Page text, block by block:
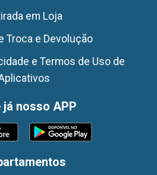
em Loja
Troca e Devolução
e Termos de Uso de
já nosso APP